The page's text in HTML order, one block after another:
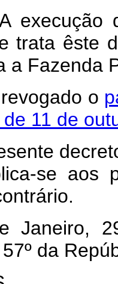
das
trata êste
a Fazenda
o
11 de
se aos
29 de
da